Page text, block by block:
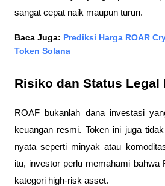
sangat cepat naik maupun turun.
Baca Juga: Prediksi Harga ROAR
Token Solana
Risiko dan Status Legal
ROAF bukanlah dana investasi
keuangan resmi. Token ini juga
nyata seperti minyak atau
itu, investor perlu memahami bahwa
kategori high-risk asset.